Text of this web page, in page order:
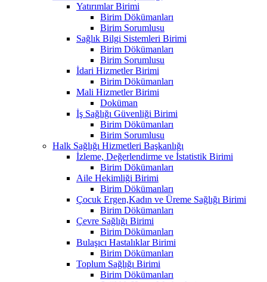
Yatırımlar Birimi
Birim Dökümanları
Birim Sorumlusu
Sağlık Bilgi Sistemleri Birimi
Birim Dökümanları
Birim Sorumlusu
İdari Hizmetler Birimi
Birim Dökümanları
Mali Hizmetler Birimi
Doküman
İş Sağlığı Güvenliği Birimi
Birim Dökümanları
Birim Sorumlusu
Halk Sağlığı Hizmetleri Başkanlığı
İzleme, Değerlendirme ve İstatistik Birimi
Birim Dökümanları
Aile Hekimliği Birimi
Birim Dökümanları
Çocuk Ergen,Kadın ve Üreme Sağlığı Birimi
Birim Dökümanları
Çevre Sağlığı Birimi
Birim Dökümanları
Bulaşıcı Hastalıklar Birimi
Birim Dökümanları
Toplum Sağlığı Birimi
Birim Dökümanları